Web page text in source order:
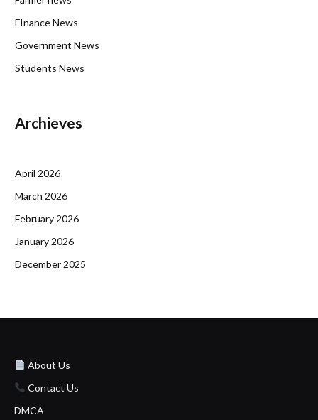
FInance News
Government News
Students News
Archieves
April 2026
March 2026
February 2026
January 2026
December 2025
About Us
Contact Us
DMCA